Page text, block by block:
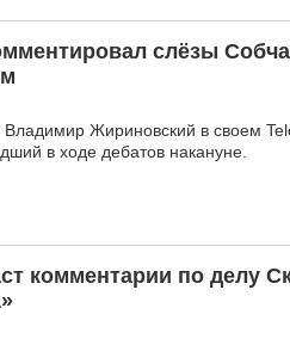
слёзы
Жириновский в своем
в ходе дебатов накануне.
комментарии по делу